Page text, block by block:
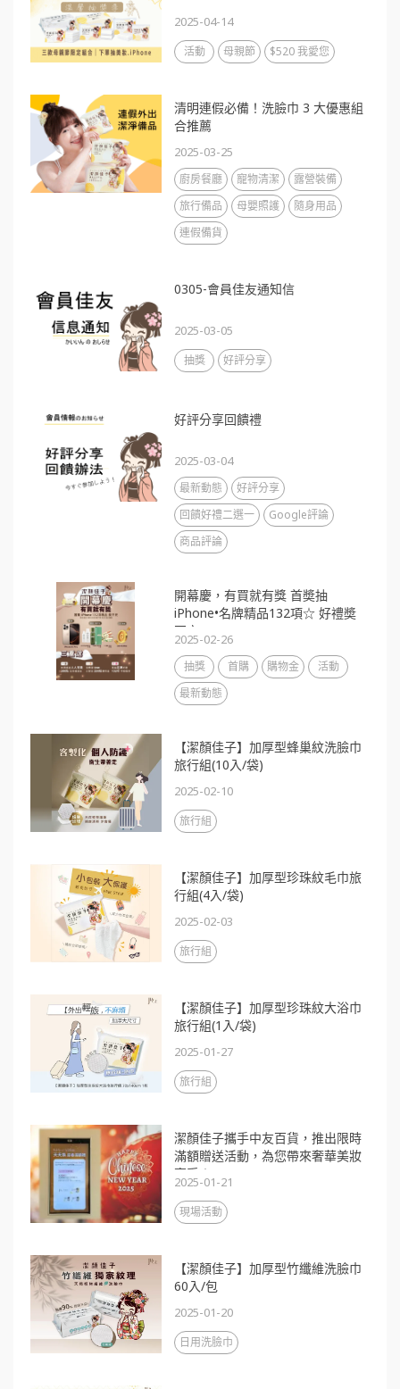
2025-04-14
活動 母親節 $520 我愛您
清明連假必備！洗臉巾 3 大優惠組
合推薦
2025-03-25
廚房餐廳 寵物清潔
露營裝備
旅行備品
母嬰照護
隨身用品
連假備貨
0305-會員佳友通知信
2025-03-05
抽獎 好評分享
好評分享回饋禮
2025-03-04
最新動態
好評分享
回饋好禮二選一
Google評論
商品評論
開幕慶，有買就有獎 首奬抽
iPhone•名牌精品132項☆ 好禮奬
不完
2025-02-26
抽獎 首購 購物金
活動
最新動態
【潔顏佳子】加厚型蜂巢紋洗臉巾
旅行組(10入/袋)
2025-02-10
旅行組
【潔顏佳子】加厚型珍珠紋毛巾旅
行組(4入/袋)
2025-02-03
旅行組
【潔顏佳子】加厚型珍珠紋大浴巾
旅行組(1入/袋)
2025-01-27
旅行組
潔顏佳子攜手中友百貨，推出限時
滿額贈送活動，為您帶來奢華美妝
享受！
2025-01-21
現場活動
【潔顏佳子】加厚型竹纖維洗臉巾
60入/包
2025-01-20
日用洗臉巾